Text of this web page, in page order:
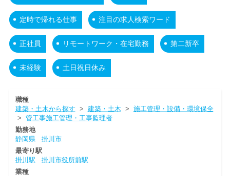
定時で帰れる仕事 注目の求人検索ワード
正社員 リモートワーク・在宅勤務 第二新卒
未経験 土日祝日休み
職種
建築・土木から探す > 建築・土木 > 施工管理・設備・環境保全
> 管工事施工管理・工事監理者
勤務地
静岡県
掛川市
最寄り駅
掛川駅
掛川市役所前駅
業種